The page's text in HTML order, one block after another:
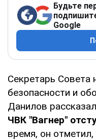
Будьте
Google
Секретарь Совета
безопасности и
Данилов
ЧВК "Вагнер"
время, он